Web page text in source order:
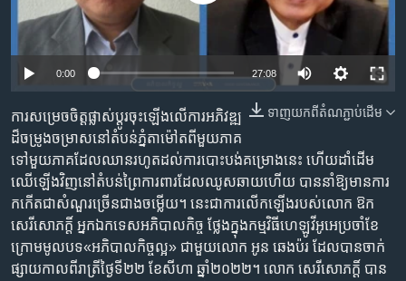
រំលង​
និង​
កាន់​
ទំព័រ​
ស្វែង​
រក
Khmer English
បណ្តាញ​សង្គម
ភាសា
0:00 27:08
ទាញ​យក​ពី​តំណភ្ជាប់​ដើម
ការ​សម្រេច​ចិត្ត​ផ្លាស់​ប្ដូរ​ចុះ​ឡើង​លើ​ការ​អភិវឌ្ឍ​
ដ៏​ចម្រូងចម្រាស​នៅ​តំបន់​ភ្នំ​តាម៉ៅ​ត​ពី​មួយ​ភាគ​
ទៅ​មួយ​ភាគ​ដែល​ឈាន​រហូត​ដល់​ការ​បោះ​បង់​គម្រោង​នេះ​ ហើយ​ដាំ​ដើម​
ឈើ​ឡើង​វិញ​នៅ​តំបន់​ព្រៃ​ការពារ​ដែល​ឈូស​ឆាយ​ហើយ​ បាន​នាំ​ឱ្យ​មាន​ការ​
កកើត​ជា​សំណួរ​ច្រើន​ជាង​ចម្លើយ។ នេះ​ជា​ការ​លើក​ឡើង​របស់​លោក ឱក
សេរីសោភក្ដិ៍ អ្នក​ឯកទេស​អភិបាល​កិច្ច​ ថ្លែង​ក្នុង​កម្មវិធី​ហេឡូវីអូអេ​ប្រចាំ​ខែ​
ក្រោម​មូលបទ​«អភិបាលកិច្ច​ល្អ» ជាមួយ​លោក អូន ឆេងប៉រ ដែល​បាន​ចាក់​
ផ្សាយ​កាល​ពី​រាត្រី​ថ្ងៃ​ទី២២ ខែ​សីហា ឆ្នាំ២០២២។ លោក សេរីសោភក្ដិ៍ បាន​